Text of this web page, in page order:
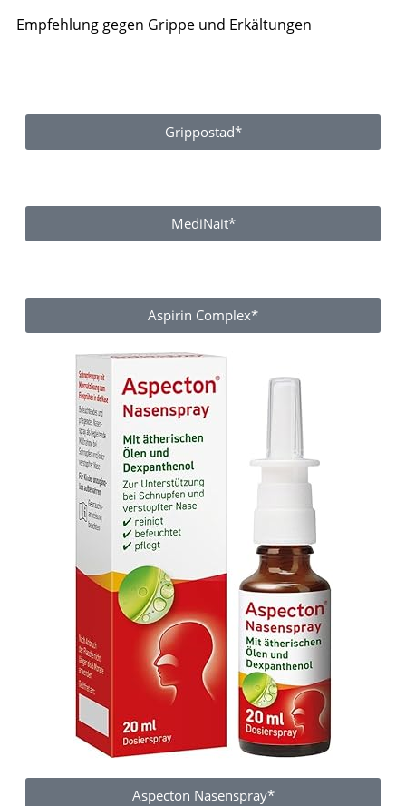
Empfehlung gegen Grippe und Erkältungen
Grippostad*
MediNait*
Aspirin Complex*
Aspecton Nasenspray*